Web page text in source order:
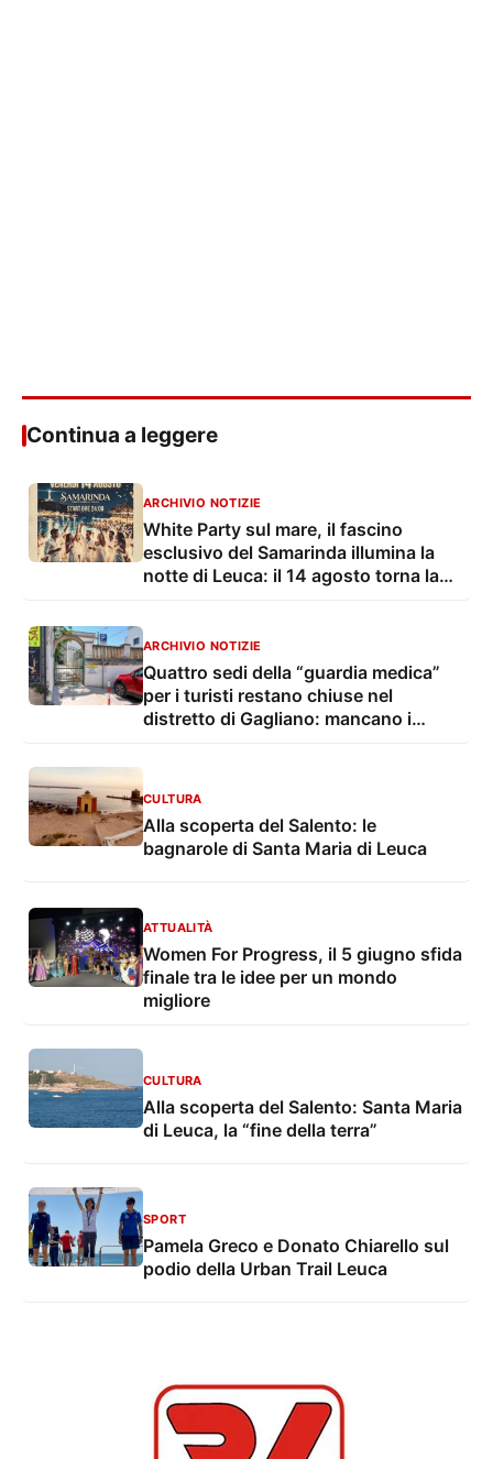
Continua a leggere
ARCHIVIO NOTIZIE
White Party sul mare, il fascino
esclusivo del Samarinda illumina la
notte di Leuca: il 14 agosto torna la
ARCHIVIO NOTIZIE
Quattro sedi della “guardia medica”
per i turisti restano chiuse nel
distretto di Gagliano: mancano i
CULTURA
Alla scoperta del Salento: le
bagnarole di Santa Maria di Leuca
ATTUALITÀ
Women For Progress, il 5 giugno sfida
finale tra le idee per un mondo
migliore
CULTURA
Alla scoperta del Salento: Santa Maria
di Leuca, la “fine della terra”
SPORT
Pamela Greco e Donato Chiarello sul
podio della Urban Trail Leuca